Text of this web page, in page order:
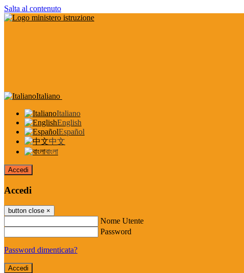
Salta al contenuto
Italiano
Italiano
English
Español
中文
বাংলা
Accedi
Accedi
button close ×
Nome Utente
Password
Password dimenticata?